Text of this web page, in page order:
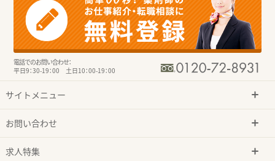
電話でのお問い合わせ：
平日9：30-19：00 土日10：00-19：00
サイトメニュー
お問い合わせ
求人特集